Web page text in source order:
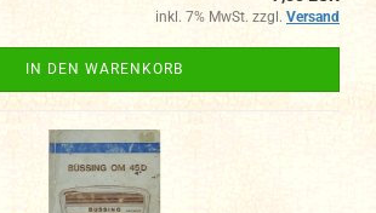
inkl. 7% MwSt. zzgl. Versand
IN DEN WARENKORB